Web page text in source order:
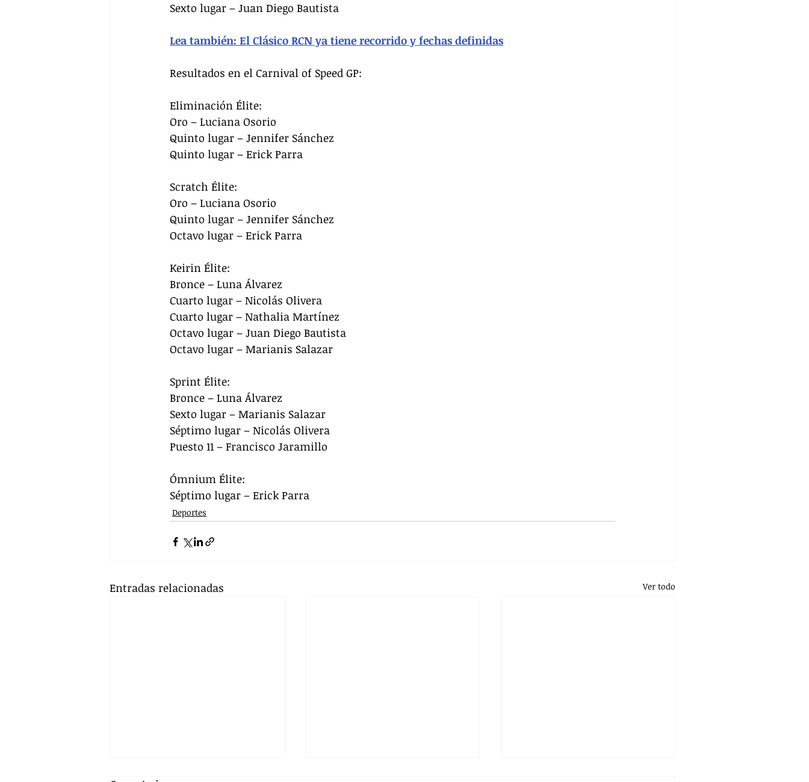
Sexto lugar – Juan Diego Bautista
Lea también: El Clásico RCN ya tiene recorrido y fechas definidas
Resultados en el Carnival of Speed GP:
Eliminación Élite:
Oro – Luciana Osorio
Quinto lugar – Jennifer Sánchez
Quinto lugar – Erick Parra
Scratch Élite:
Oro – Luciana Osorio
Quinto lugar – Jennifer Sánchez
Octavo lugar – Erick Parra
Keirin Élite:
Bronce – Luna Álvarez
Cuarto lugar – Nicolás Olivera
Cuarto lugar – Nathalia Martínez
Octavo lugar – Juan Diego Bautista
Octavo lugar – Marianis Salazar
Sprint Élite:
Bronce – Luna Álvarez
Sexto lugar – Marianis Salazar
Séptimo lugar – Nicolás Olivera
Puesto 11 – Francisco Jaramillo
Ómnium Élite:
Séptimo lugar – Erick Parra
Deportes
Entradas relacionadas Ver todo